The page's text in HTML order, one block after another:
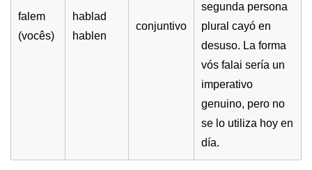
falem
(vocês)
hablad
hablen
conjuntivo
segunda persona
plural cayó en
desuso. La forma
vós falai sería un
imperativo
genuino, pero no
se lo utiliza hoy en
día.